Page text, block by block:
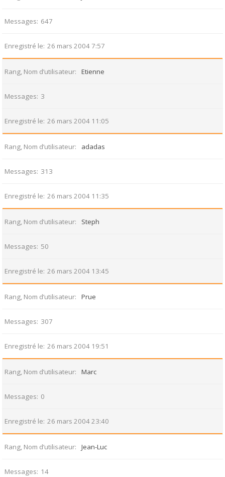
Messages 647
Enregistré le 26 mars 2004 7:57
Rang, Nom d’utilisateur Etienne
Messages 3
Enregistré le 26 mars 2004 11:05
Rang, Nom d’utilisateur adadas
Messages 313
Enregistré le 26 mars 2004 11:35
Rang, Nom d’utilisateur Steph
Messages 50
Enregistré le 26 mars 2004 13:45
Rang, Nom d’utilisateur Prue
Messages 307
Enregistré le 26 mars 2004 19:51
Rang, Nom d’utilisateur Marc
Messages 0
Enregistré le 26 mars 2004 23:40
Rang, Nom d’utilisateur Jean-Luc
Messages 14